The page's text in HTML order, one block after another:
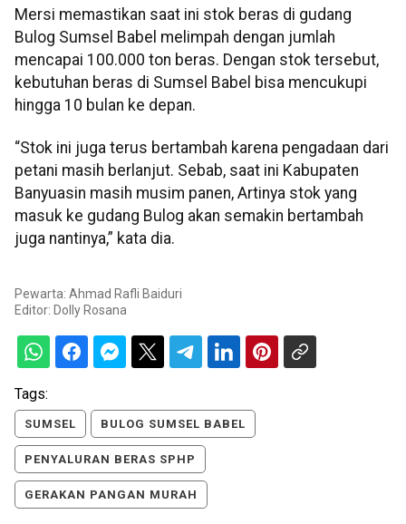
Mersi memastikan saat ini stok beras di gudang
Bulog Sumsel Babel melimpah dengan jumlah
mencapai 100.000 ton beras. Dengan stok tersebut,
kebutuhan beras di Sumsel Babel bisa mencukupi
hingga 10 bulan ke depan.
“Stok ini juga terus bertambah karena pengadaan dari
petani masih berlanjut. Sebab, saat ini Kabupaten
Banyuasin masih musim panen, Artinya stok yang
masuk ke gudang Bulog akan semakin bertambah
juga nantinya,” kata dia.
Pewarta: Ahmad Rafli Baiduri
Editor: Dolly Rosana
Tags:
SUMSEL BULOG SUMSEL BABEL
PENYALURAN BERAS SPHP
GERAKAN PANGAN MURAH